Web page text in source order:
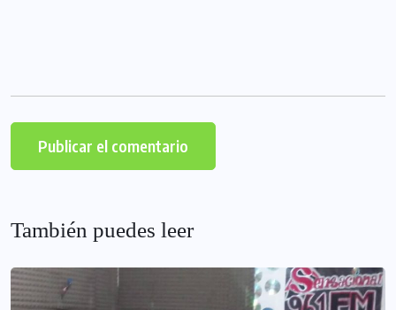
También puedes leer